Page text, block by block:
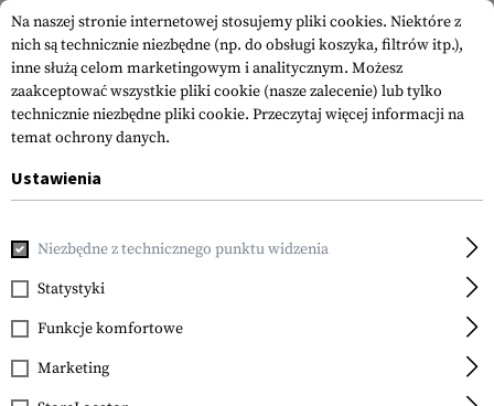
SOG Knives
Entrenching Tool
Na naszej stronie internetowej stosujemy pliki cookies. Niektóre z
nich są technicznie niezbędne (np. do obsługi koszyka, filtrów itp.),
inne służą celom marketingowym i analitycznym. Możesz
zaakceptować wszystkie pliki cookie (nasze zalecenie) lub tylko
technicznie niezbędne pliki cookie. Przeczytaj więcej informacji na
temat ochrony danych.
Ustawienia
Niezbędne z technicznego punktu widzenia
Statystyki
Funkcje komfortowe
Marketing